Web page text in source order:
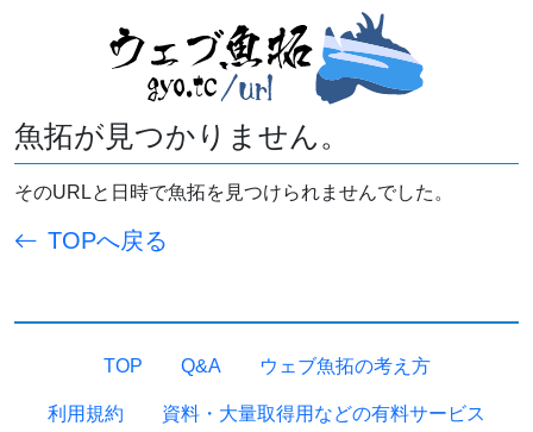
魚拓が見つかりません。
そのURLと日時で魚拓を見つけられませんでした。
TOPへ戻る
TOP Q&A ウェブ魚拓の考え方
利用規約 資料・大量取得用などの有料サービス